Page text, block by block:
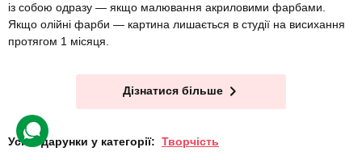
із собою одразу — якщо малювання акриловими фарбами.
Якщо олійні фарби — картина лишається в студії на висихання
протягом 1 місяця.
Дізнатися більше
Усі подарунки у категорії: Творчість